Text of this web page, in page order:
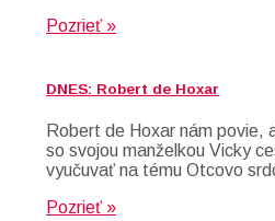
Pozrieť »
DNES: Robert de Hoxar
Robert de Hoxar nám povie,
so svojou manželkou Vicky
vyučuvať na tému Otcovo
Pozrieť »